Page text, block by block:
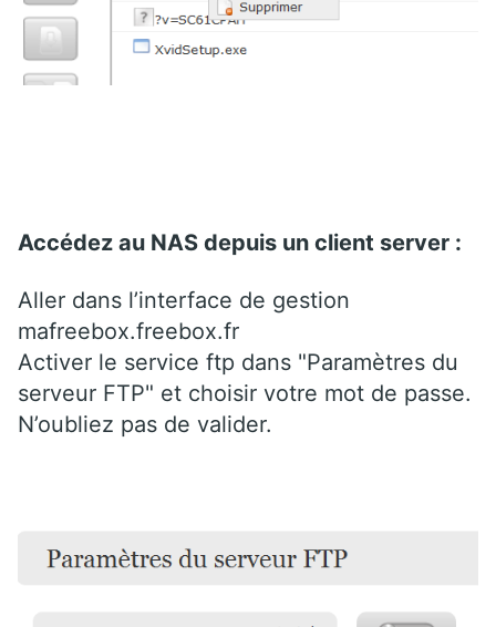
Accédez au NAS depuis un client server :
Aller dans l’interface de gestion
mafreebox.freebox.fr
Activer le service ftp dans "Paramètres du
serveur FTP" et choisir votre mot de passe.
N’oubliez pas de valider.